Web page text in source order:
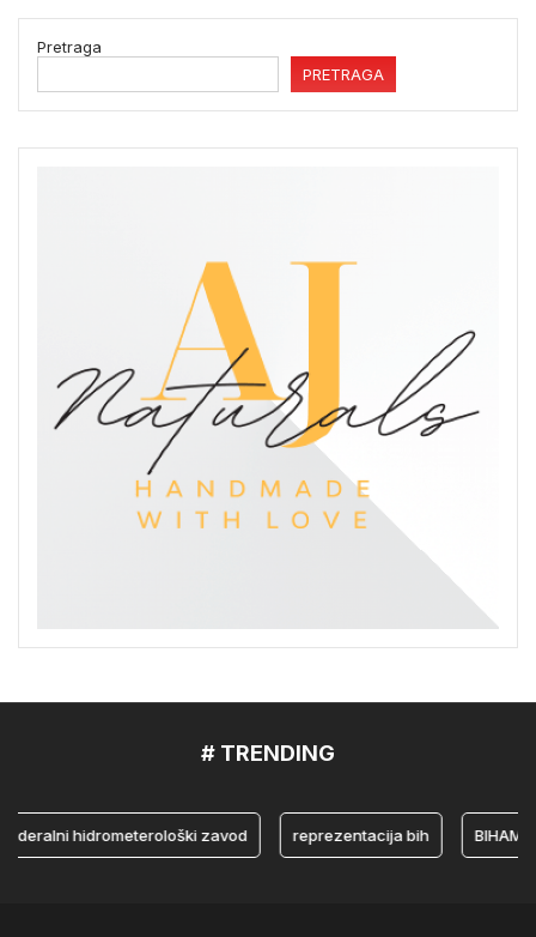
Pretraga
PRETRAGA
# TRENDING
hidrometerološki zavod reprezentacija bih BIHAMK